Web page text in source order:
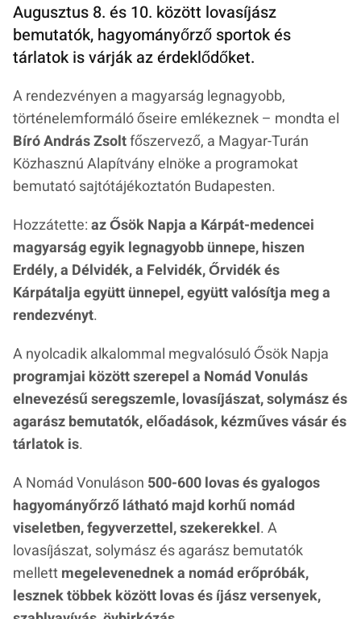
Augusztus 8. és 10. között lovasíjász
bemutatók, hagyományőrző sportok és
tárlatok is várják az érdeklődőket.
A rendezvényen a magyarság legnagyobb,
történelemformáló őseire emlékeznek – mondta el
Bíró András Zsoltfőszervező, a Magyar-Turán
Közhasznú Alapítvány elnöke a programokat
bemutató sajtótájékoztatón Budapesten.
Hozzátette:az Ősök Napja a Kárpát-medencei
magyarság egyik legnagyobb ünnepe, hiszen
Erdély, a Délvidék, a Felvidék, Őrvidék és
Kárpátalja együtt ünnepel, együtt valósítja meg a
rendezvényt.
A nyolcadik alkalommal megvalósuló Ősök Napja
programjai között szerepel a Nomád Vonulás
elnevezésű seregszemle, lovasíjászat, solymász és
agarász bemutatók, előadások, kézműves vásár és
tárlatok is.
A Nomád Vonuláson 500-600 lovas és gyalogos
hagyományőrző látható majd korhű nomád
viseletben, fegyverzettel, szekerekkel. A
lovasíjászat, solymász és agarász bemutatók
mellettmegelevenednek a nomád erőpróbák,
lesznek többek között lovas és íjász versenyek,